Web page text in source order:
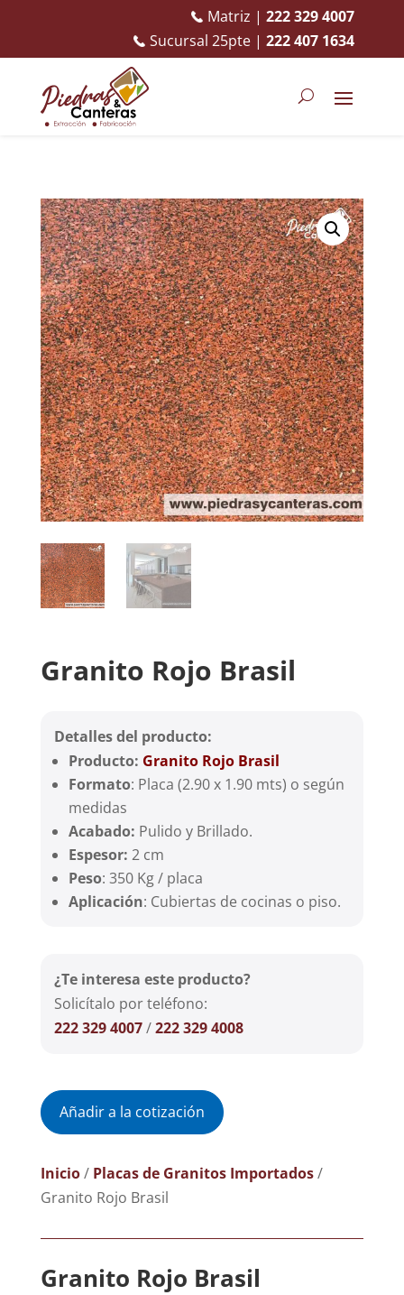
Matriz | 222 329 4007
Sucursal 25pte | 222 407 1634
Granito Rojo Brasil
Detalles del producto:
Producto: Granito Rojo Brasil
Formato: Placa (2.90 x 1.90 mts) o según
medidas
Acabado: Pulido y Brillado.
Espesor: 2 cm
Peso: 350 Kg / placa
Aplicación: Cubiertas de cocinas o piso.
¿Te interesa este producto?
Solicítalo por teléfono:
222 329 4007/222 329 4008
Añadir a la cotización
Inicio/ Placas de Granitos Importados/
Granito Rojo Brasil
Granito Rojo Brasil